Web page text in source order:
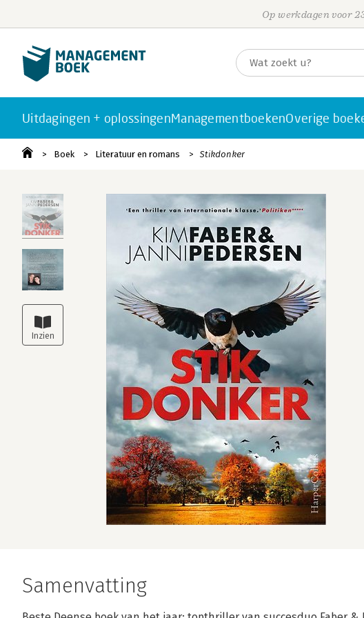
Op werkdagen voor
Uitdagingen + oplossingenManagementboekenOverige
Boek Literatuur en romans Stikdonker
Samenvatting